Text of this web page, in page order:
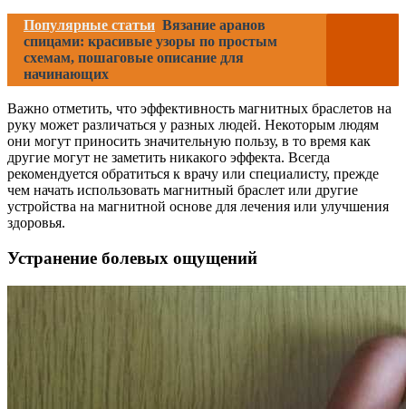
Популярные статьи Вязание аранов
спицами: красивые узоры по простым
схемам, пошаговые описание для
начинающих
Важно отметить, что эффективность магнитных браслетов на
руку может различаться у разных людей. Некоторым людям
они могут приносить значительную пользу, в то время как
другие могут не заметить никакого эффекта. Всегда
рекомендуется обратиться к врачу или специалисту, прежде
чем начать использовать магнитный браслет или другие
устройства на магнитной основе для лечения или улучшения
здоровья.
Устранение болевых ощущений